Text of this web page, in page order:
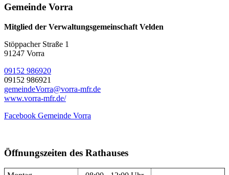
Gemeinde Vorra
Mitglied der Verwaltungsgemeinschaft Velden
Stöppacher Straße 1
91247 Vorra
09152 986920
09152 986921
gemeindeVorra@vorra-mfr.de
www.vorra-mfr.de/
Facebook Gemeinde Vorra
Öffnungszeiten des Rathauses